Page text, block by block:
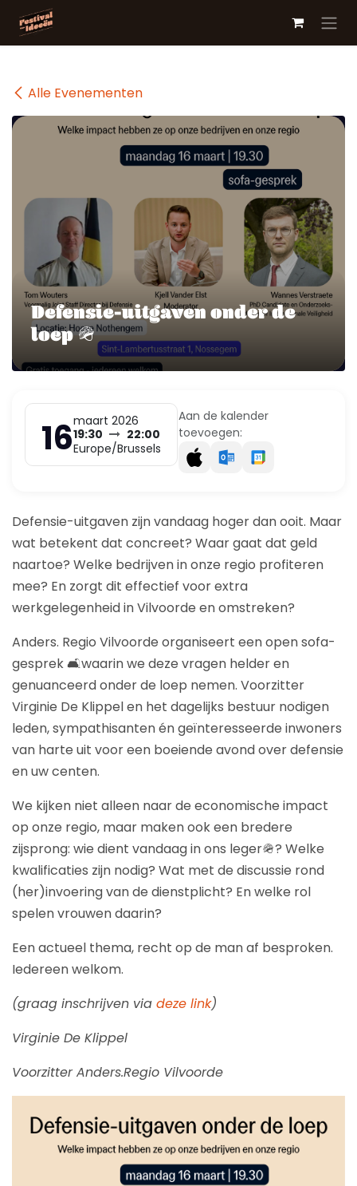
Overslaan naar inhoud
Alle Evenementen
Defensie-uitgaven onder de
loep 🪖
16maart 2026
19:30
22:00
Europe/Brussels
Aan de kalender
toevoegen:
Defensie-uitgaven zijn vandaag hoger dan ooit. Maar
wat betekent dat concreet? Waar gaat dat geld
naartoe? Welke bedrijven in onze regio profiteren
mee? En zorgt dit effectief voor extra
werkgelegenheid in Vilvoorde en omstreken?
Anders. Regio Vilvoorde organiseert een open sofa-
gesprek 🛋️waarin we deze vragen helder en
genuanceerd onder de loep nemen. Voorzitter
Virginie De Klippel en het dagelijks bestuur nodigen
leden, sympathisanten én geïnteresseerde inwoners
van harte uit voor een boeiende avond over defensie
en uw centen.
We kijken niet alleen naar de economische impact
op onze regio, maar maken ook een bredere
zijsprong: wie dient vandaag in ons leger🪖? Welke
kwalificaties zijn nodig? Wat met de discussie rond
(her)invoering van de dienstplicht? En welke rol
spelen vrouwen daarin?
Een actueel thema, recht op de man af besproken.
Iedereen welkom.
(graag inschrijven via deze link)
Virginie De Klippel
Voorzitter Anders.Regio Vilvoorde